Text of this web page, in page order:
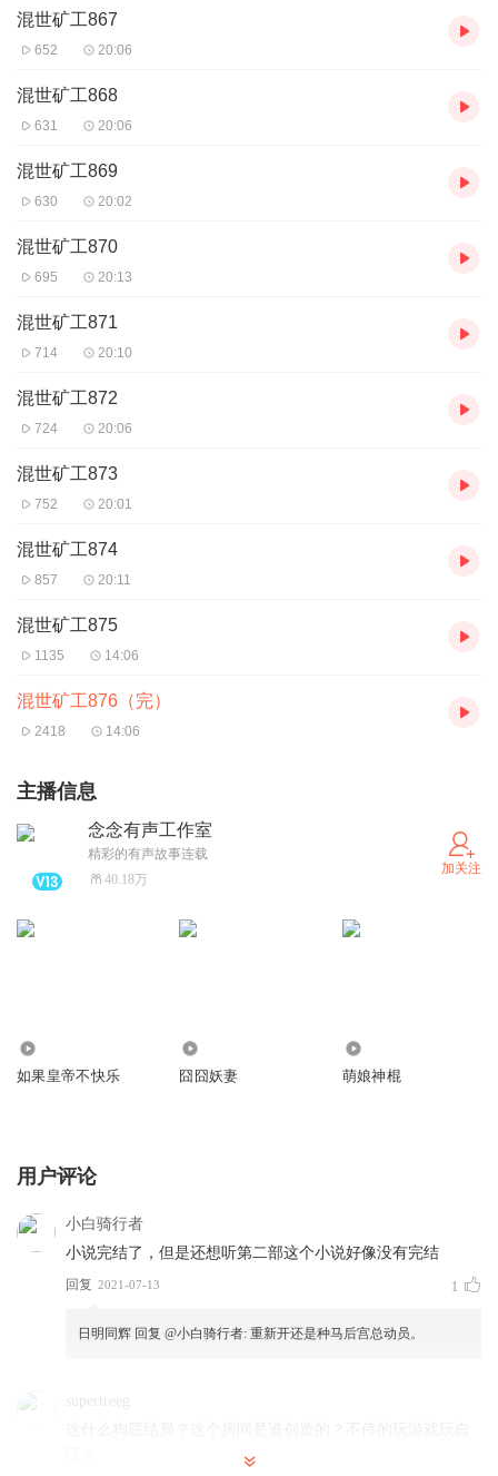
混世矿工867
652 20:06
混世矿工868
631 20:06
混世矿工869
630 20:02
混世矿工870
695 20:13
混世矿工871
714 20:10
混世矿工872
724 20:06
混世矿工873
752 20:01
混世矿工874
857 20:11
混世矿工875
1135 14:06
混世矿工876（完）
2418 14:06
主播信息
念念有声工作室
精彩的有声故事连载
40.18万
加关注
如果皇帝不快乐 囧囧妖妻 萌娘神棍
用户评论
小白骑行者
小说完结了，但是还想听第二部这个小说好像没有完结
回复 2021-07-13 1
日明同辉 回复 @小白骑行者: 重新开还是种马后宫总动员。
supertreeg